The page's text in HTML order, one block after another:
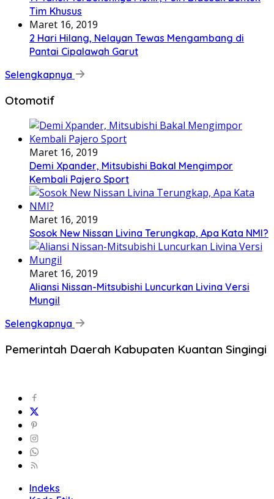
Tim Khusus
Maret 16, 2019
2 Hari Hilang, Nelayan Tewas Mengambang di
Pantai Cipalawah Garut
Selengkapnya
Otomotif
Maret 16, 2019
Demi Xpander, Mitsubishi Bakal Mengimpor
Kembali Pajero Sport
Maret 16, 2019
Sosok New Nissan Livina Terungkap, Apa Kata NMI?
Maret 16, 2019
Aliansi Nissan-Mitsubishi Luncurkan Livina Versi
Mungil
Selengkapnya
Pemerintah Daerah Kabupaten Kuantan Singingi
Indeks